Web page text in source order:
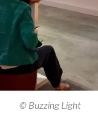
© Buzzing Light